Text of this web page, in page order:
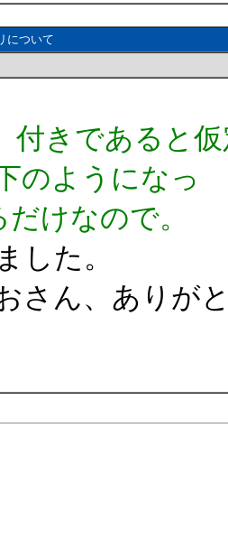
について
きであると仮
のようになっ
けなので。
した。
さん、ありが